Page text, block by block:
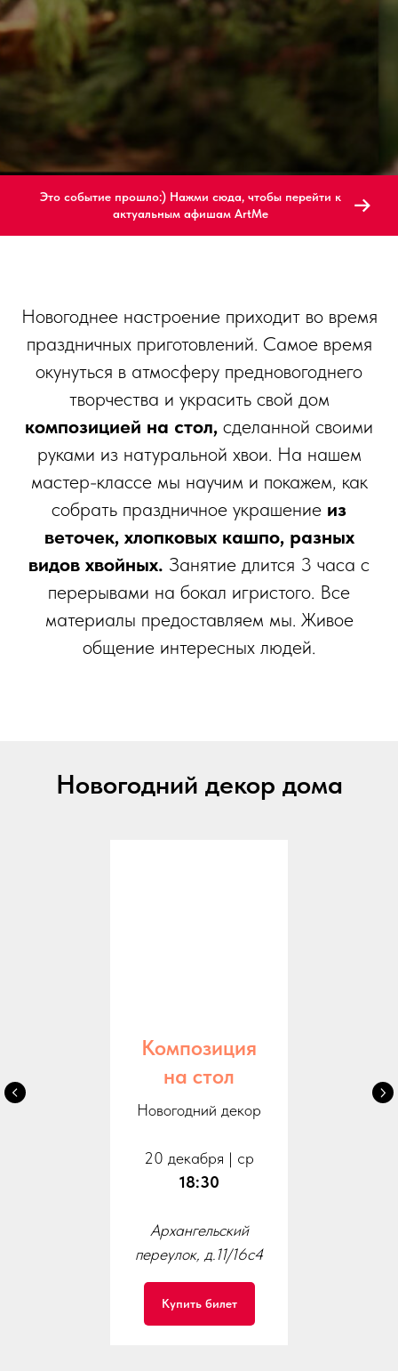
Это событие прошло:) Нажми сюда, чтобы перейти к
актуальным афишам ArtMe
Новогоднее настроение приходит во время
праздничных приготовлений. Самое время
окунуться в атмосферу предновогоднего
творчества и украсить свой дом
композицией на стол, сделанной своими
руками из натуральной хвои. На нашем
мастер-классе мы научим и покажем, как
собрать праздничное украшение из
веточек, хлопковых кашпо, разных
видов хвойных. Занятие длится 3 часа с
перерывами на бокал игристого. Все
материалы предоставляем мы. Живое
общение интересных людей.
Новогодний декор дома
Композиция
на стол
Новогодний декор
20 декабря | ср
18:30
Архангельский
переулок, д.11/16с4
Купить билет